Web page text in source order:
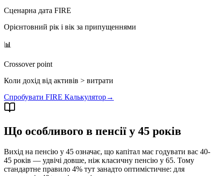
Сценарна дата FIRE
Орієнтовний рік і вік за припущеннями
📊
Crossover point
Коли дохід від активів > витрати
Спробувати FIRE Калькулятор→
Що особливого в пенсії у 45 років
Вихід на пенсію у 45 означає, що капітал має годувати вас 40-
45 років — удвічі довше, ніж класичну пенсію у 65. Тому
стандартне правило 4% тут занадто оптимістичне: для